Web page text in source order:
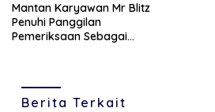
Mantan Karyawan Mr Blitz
Penuhi Panggilan
Pemeriksaan Sebagai
Berita Terkait